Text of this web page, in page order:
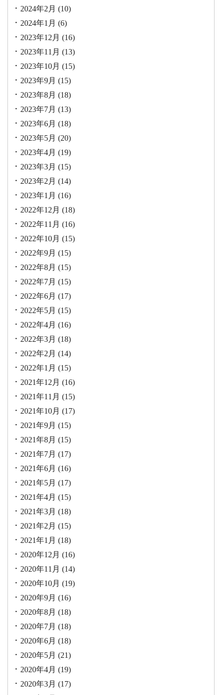
2024年2月 (10)
2024年1月 (6)
2023年12月 (16)
2023年11月 (13)
2023年10月 (15)
2023年9月 (15)
2023年8月 (18)
2023年7月 (13)
2023年6月 (18)
2023年5月 (20)
2023年4月 (19)
2023年3月 (15)
2023年2月 (14)
2023年1月 (16)
2022年12月 (18)
2022年11月 (16)
2022年10月 (15)
2022年9月 (15)
2022年8月 (15)
2022年7月 (15)
2022年6月 (17)
2022年5月 (15)
2022年4月 (16)
2022年3月 (18)
2022年2月 (14)
2022年1月 (15)
2021年12月 (16)
2021年11月 (15)
2021年10月 (17)
2021年9月 (15)
2021年8月 (15)
2021年7月 (17)
2021年6月 (16)
2021年5月 (17)
2021年4月 (15)
2021年3月 (18)
2021年2月 (15)
2021年1月 (18)
2020年12月 (16)
2020年11月 (14)
2020年10月 (19)
2020年9月 (16)
2020年8月 (18)
2020年7月 (18)
2020年6月 (18)
2020年5月 (21)
2020年4月 (19)
2020年3月 (17)